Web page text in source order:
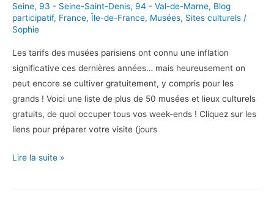
Seine, 93 - Seine-Saint-Denis, 94 - Val-de-Marne, Blog
participatif, France, Île-de-France, Musées, Sites culturels /
Sophie
Les tarifs des musées parisiens ont connu une inflation
significative ces dernières années… mais heureusement on
peut encore se cultiver gratuitement, y compris pour les
grands ! Voici une liste de plus de 50 musées et lieux culturels
gratuits, de quoi occuper tous vos week-ends ! Cliquez sur les
liens pour préparer votre visite (jours
Se
gratuitement
Lire la suite »